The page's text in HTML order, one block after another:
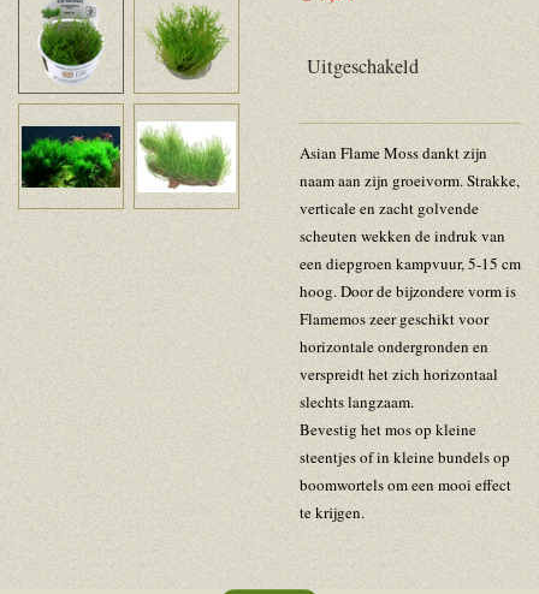
Uitgeschakeld
Asian Flame Moss dankt zijn
naam aan zijn groeivorm. Strakke,
verticale en zacht golvende
scheuten wekken de indruk van
een diepgroen kampvuur, 5-15 cm
hoog. Door de bijzondere vorm is
Flamemos zeer geschikt voor
horizontale ondergronden en
verspreidt het zich horizontaal
slechts langzaam.
Bevestig het mos op kleine
steentjes of in kleine bundels op
boomwortels om een mooi effect
te krijgen.